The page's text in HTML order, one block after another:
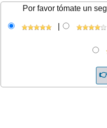
Por favor tómate un